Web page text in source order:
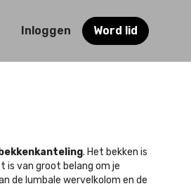
Inloggen Word lid
. Het bekken is
is van groot belang om je
de lumbale wervelkolom en de